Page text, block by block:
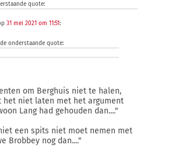
quote:
31 mei 2021 om 11:51:
onderstaande quote:
om Berghuis niet te halen,
het niet laten met het argument
Lang had gehouden dan...."
een spits niet moet nemen met
Brobbey nog dan...."